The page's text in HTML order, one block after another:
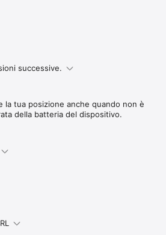
successive.
la tua posizione anche quando non è
della batteria del dispositivo.